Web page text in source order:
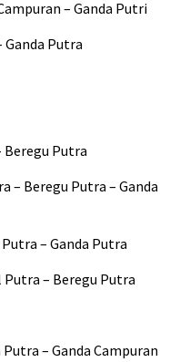
– Ganda Putri
Putra
Beregu Putra
– Beregu Putra – Ganda
– Ganda Putra
– Beregu Putra
– Ganda Campuran